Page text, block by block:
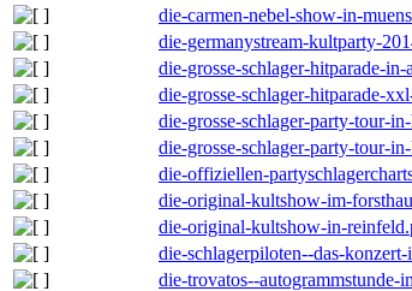
die-carmen-nebel-show-in-
die-germanystream-kultparty-
die-grosse-schlager-hitparade-in-
die-grosse-schlager-hitparade-
die-grosse-schlager-party-tour-
die-grosse-schlager-party-tour-
die-offiziellen-
die-original-kultshow-im-
die-original-kultshow-in-
die-schlagerpiloten--das-
die-trovatos--